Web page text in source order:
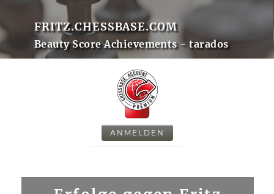
FRITZ.CHESSBASE.COM
Beauty Score Achievements - tarados
ANMELDEN